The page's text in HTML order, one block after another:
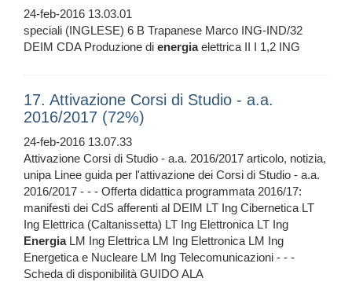
24-feb-2016 13.03.01
speciali (INGLESE) 6 B Trapanese Marco ING-IND/32
DEIM CDA Produzione di energiaelettrica II I 1,2 ING
17. Attivazione Corsi di Studio - a.a.
2016/2017 (72%)
24-feb-2016 13.07.33
Attivazione Corsi di Studio - a.a. 2016/2017 articolo, notizia,
unipa Linee guida per l'attivazione dei Corsi di Studio - a.a.
2016/2017 - - - Offerta didattica programmata 2016/17:
manifesti dei CdS afferenti al DEIM LT Ing Cibernetica LT
Ing Elettrica (Caltanissetta) LT Ing Elettronica LT Ing
EnergiaLM Ing Elettrica LM Ing Elettronica LM Ing
Energetica e Nucleare LM Ing Telecomunicazioni - - -
Scheda di disponibilità GUIDO ALA